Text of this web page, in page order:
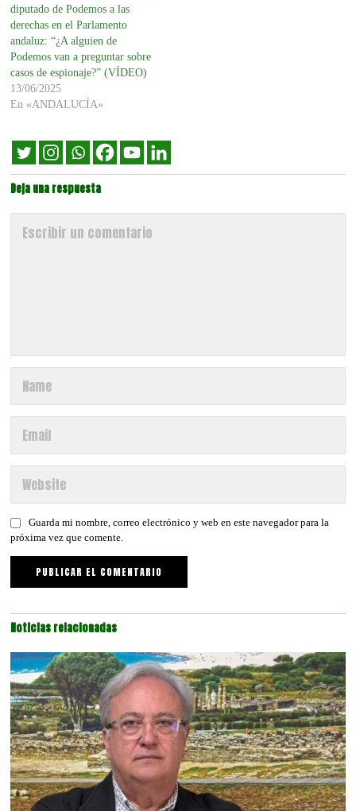
diputado de Podemos a las
derechas en el Parlamento
andaluz: “¿A alguien de
Podemos van a preguntar sobre
casos de espionaje?” (VÍDEO)
13/06/2025
En «ANDALUCÍA»
Deja una respuesta
Guarda mi nombre, correo electrónico y web en este navegador para la
próxima vez que comente.
Noticias relacionadas